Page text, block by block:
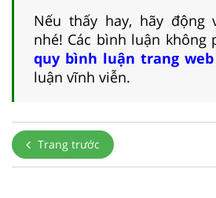
Nếu thấy hay, hãy động
nhé! Các bình luận không
quy bình luận trang web
luận vĩnh viễn.
Trang trước